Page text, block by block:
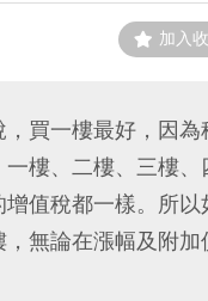
加入
，買一樓最好，因
樓、二樓、三樓、
值稅都一樣。所
，無論在漲幅及附